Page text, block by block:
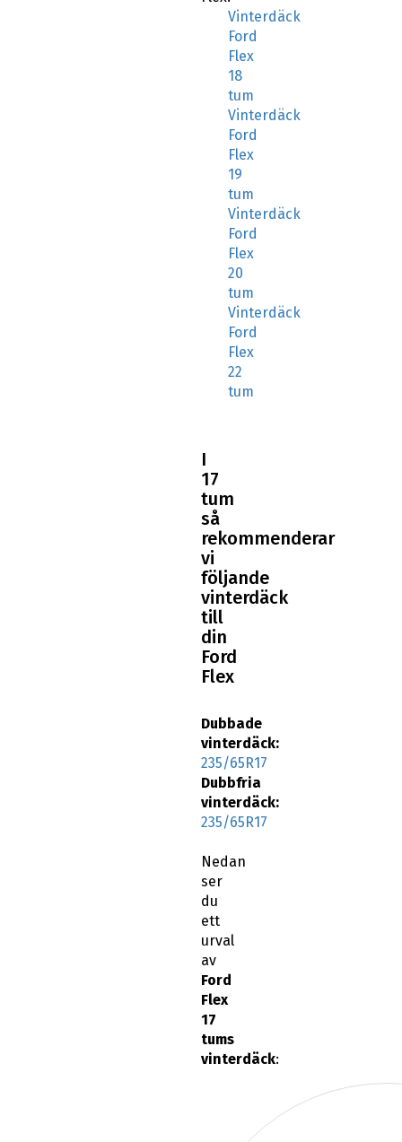
Vinterdäck
Ford
Flex
18
tum
Vinterdäck
Ford
Flex
19
tum
Vinterdäck
Ford
Flex
20
tum
Vinterdäck
Ford
Flex
22
tum
I
17
tum
så
rekommenderar
vi
följande
vinterdäck
till
din
Ford
Flex
Dubbade
vinterdäck:
235/65R17
Dubbfria
vinterdäck:
235/65R17
Nedan
ser
du
ett
urval
av
Ford
Flex
17
tums
vinterdäck: